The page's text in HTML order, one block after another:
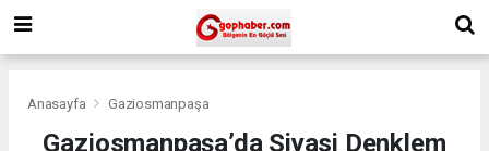
Anasayfa Gaziosmanpaşa
Gaziosmanpaşa’da Siyasi Denklem